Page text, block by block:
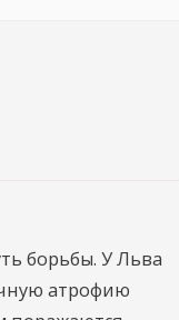
борьбы. У Льва
атрофию